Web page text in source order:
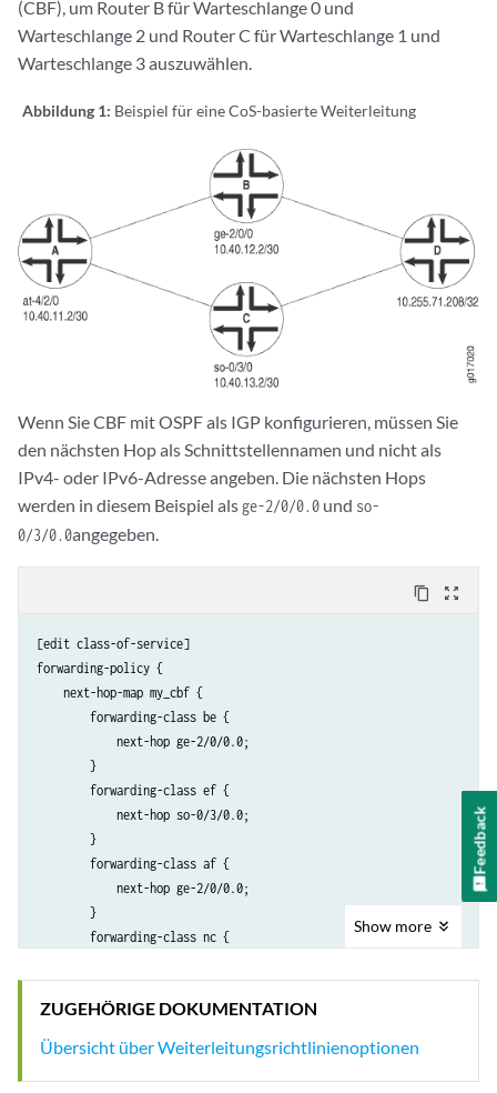
(CBF), um Router B für Warteschlange 0 und
Warteschlange 2 und Router C für Warteschlange 1 und
Warteschlange 3 auszuwählen.
Abbildung 1: Beispiel für eine CoS-basierte Weiterleitung
Wenn Sie CBF mit OSPF als IGP konfigurieren, müssen Sie
den nächsten Hop als Schnittstellennamen und nicht als
IPv4- oder IPv6-Adresse angeben. Die nächsten Hops
werden in diesem Beispiel als ge-2/0/0.0 und so-
0/3/0.0angegeben.
content_copy zoom_out_map
[edit class-of-service]
forwarding-policy {
    next-hop-map my_cbf {
        forwarding-class be {
            next-hop ge-2/0/0.0;
        }
        forwarding-class ef {
            next-hop so-0/3/0.0;
        }
        forwarding-class af {
            next-hop ge-2/0/0.0;
        }
        forwarding-class nc {
        }
    }
classifiers {
    inet-precedence inet {
Show more
ZUGEHÖRIGE DOKUMENTATION
Übersicht über Weiterleitungsrichtlinienoptionen
Feedback